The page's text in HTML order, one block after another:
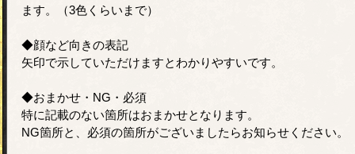
ます。（3色くらいまで）
◆顔など向きの表記
矢印で示していただけますとわかりやすいです。
◆おまかせ・NG・必須
特に記載のない箇所はおまかせとなります。
NG箇所と、必須の箇所がございましたらお知らせください。